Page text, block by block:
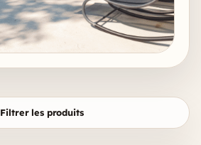
Filtrer les produits